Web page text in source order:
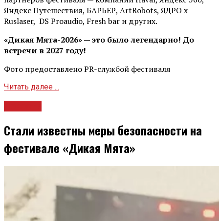
Яндекс Путешествия, БАРЬЕР, ArtRobots, ЯДРО х
Ruslaser, DS Proaudio, Fresh bar и других.
«Дикая Мята-2026» — это было легендарно! До
встречи в 2027 году!
Фото предоставлено PR-службой фестиваля
Читать далее ...
Стали известны меры безопасности на
фестивале «Дикая Мята»